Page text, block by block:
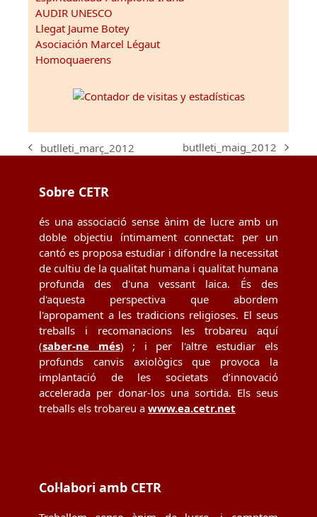
AUDIR UNESCO
Llegat Jaume Botey
Asociación Marcel Légaut
Homoquaerens
previous
butlleti_març_2012
next
butlleti_maig_2012
Sobre CETR
és una associació sense ànim de lucre amb un
doble objectiu íntimament connectat: per un
cantó es proposa estudiar i difondre la necessitat
de cultiu de la qualitat humana i qualitat humana
profunda des d'una vessant laica. És des
d'aquesta perspectiva que abordem
l'apropament a les tradicions religioses. El seus
treballs i recomanacions les trobareu aquí
(saber-ne més) ; i per l'altre estudiar els
profunds canvis axiològics que provoca la
implantació de les societats d’innovació
accelerada per donar-los una sortida. Els seus
treballs els trobareu a www.ea.cetr.net
Col·labori amb CETR